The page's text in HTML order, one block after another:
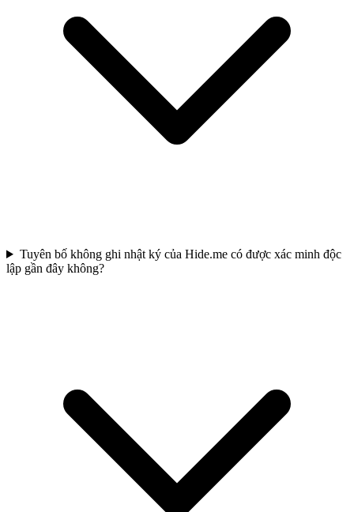
Tuyên bố không ghi nhật ký của Hide.me có được xác minh độc
lập gần đây không?